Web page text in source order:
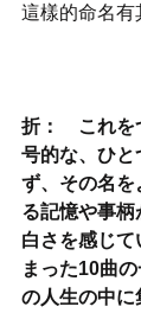
這樣的命名有
折：　これを
号的な、ひと
ず、その名を
る記憶や事
白さを感じ
まった10曲
の人生の中に